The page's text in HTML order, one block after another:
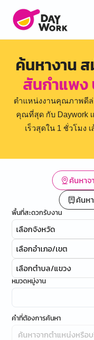
ค้นหางาน
สันกำแพง
ตำแหน่งงานคุณภาพดี
คุณที่สุด กับ Daywork
เร็วสุดใน 1 ชั่วโมง
ค้นหาจ
ค้นห
พื้นที่สะดวกรับงาน
เลือกจังหวัด
เลือกอำเภอ/เขต
เลือกตำบล/แขวง
หมวดหมู่งาน
คำที่ต้องการค้นหา